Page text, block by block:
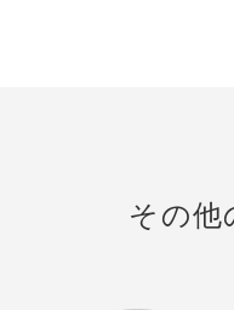
その他